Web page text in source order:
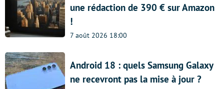
une rédaction de 390 € sur Amazon
!
7 août 2026 18:00
Android 18 : quels Samsung Galaxy
ne recevront pas la mise à jour ?